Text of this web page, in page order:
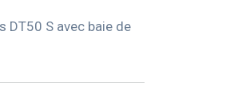
DT50 S avec baie de